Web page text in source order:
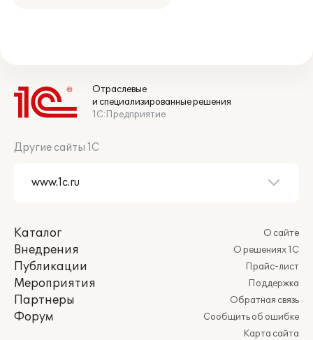
Отраслевые
и специализированные решения
1С:Предприятие
Другие сайты 1С
Каталог
Внедрения
Публикации
Мероприятия
Партнеры
Форум
О сайте
О решениях 1С
Прайс-лист
Поддержка
Обратная связь
Сообщить об ошибке
Карта сайта